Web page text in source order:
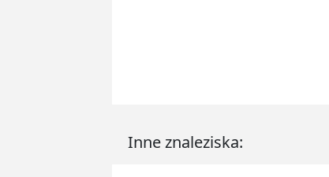
Inne znaleziska: